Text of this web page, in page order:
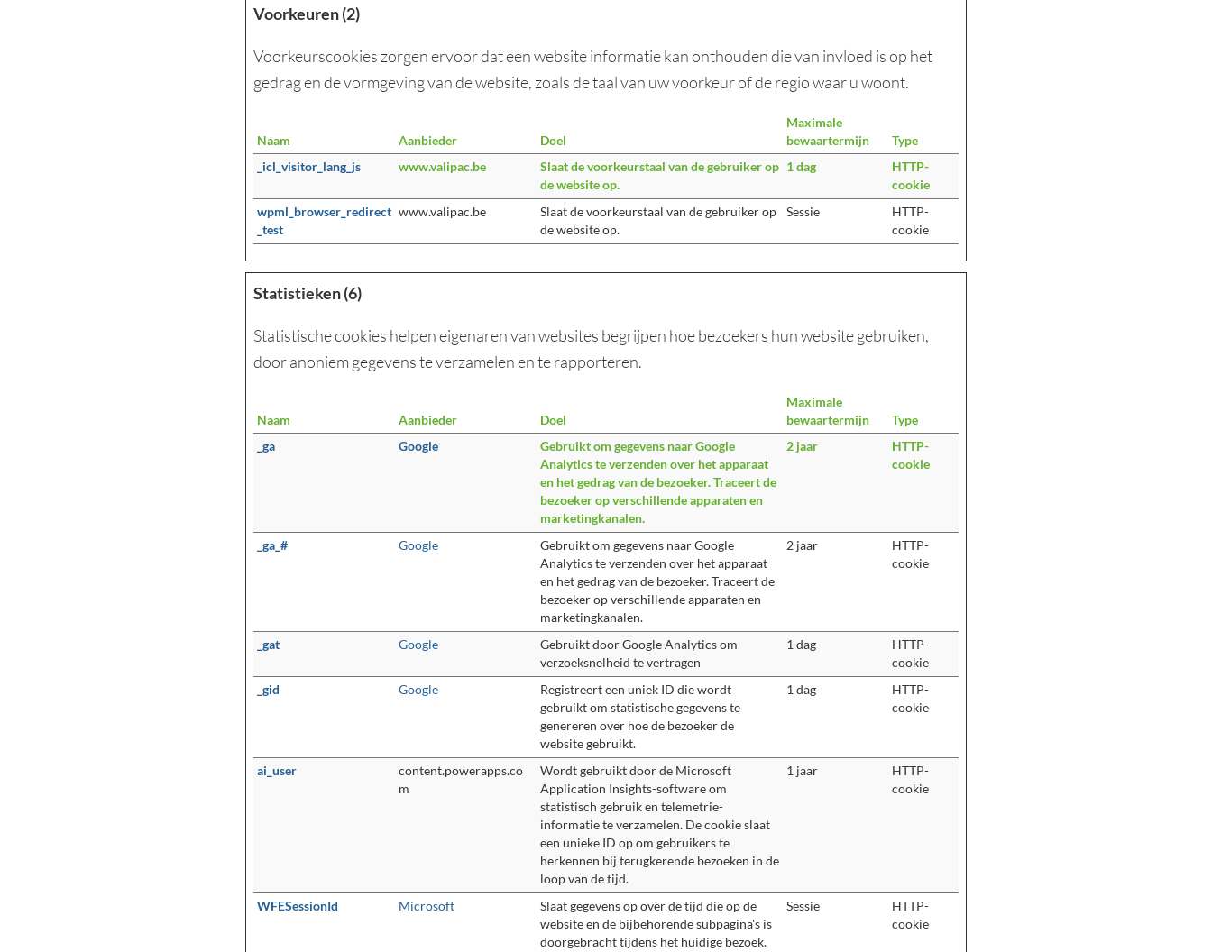
Voorkeuren (2)
Voorkeurscookies zorgen ervoor dat een website informatie kan onthouden die van invloed is op het
gedrag en de vormgeving van de website, zoals de taal van uw voorkeur of de regio waar u woont.
Naam Aanbieder Doel
Maximale
bewaartermijn
Type
_icl_visitor_lang_js
www.valipac.be
Slaat de voorkeurstaal van de gebruiker op
de website op.
1 dag
HTTP-
cookie
wpml_browser_redirect
_test
www.valipac.be
Slaat de voorkeurstaal van de gebruiker op
de website op.
Sessie
HTTP-
cookie
Statistieken (6)
Statistische cookies helpen eigenaren van websites begrijpen hoe bezoekers hun website gebruiken,
door anoniem gegevens te verzamelen en te rapporteren.
Naam Aanbieder Doel
Maximale
bewaartermijn
Type
_ga
Google
Gebruikt om gegevens naar Google
Analytics te verzenden over het apparaat
en het gedrag van de bezoeker. Traceert de
bezoeker op verschillende apparaten en
marketingkanalen.
2 jaar
HTTP-
cookie
_ga_# Google
Gebruikt om gegevens naar Google
Analytics te verzenden over het apparaat
en het gedrag van de bezoeker. Traceert de
bezoeker op verschillende apparaten en
marketingkanalen.
2 jaar
HTTP-
cookie
_gat Google
Gebruikt door Google Analytics om
verzoeksnelheid te vertragen
1 dag
HTTP-
cookie
_gid
Google
Registreert een uniek ID die wordt
gebruikt om statistische gegevens te
genereren over hoe de bezoeker de
website gebruikt.
1 dag
HTTP-
cookie
ai_user
content.powerapps.co
m
Wordt gebruikt door de Microsoft
Application Insights-software om
statistisch gebruik en telemetrie-
informatie te verzamelen. De cookie slaat
een unieke ID op om gebruikers te
herkennen bij terugkerende bezoeken in de
loop van de tijd.
1 jaar
HTTP-
cookie
WFESessionId Microsoft
Slaat gegevens op over de tijd die op de
website en de bijbehorende subpagina's is
doorgebracht tijdens het huidige bezoek.
Sessie
HTTP-
cookie